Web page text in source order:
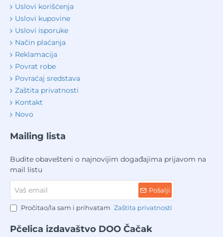
Uslovi korišćenja
Uslovi kupovine
Uslovi isporuke
Način plaćanja
Reklamacija
Povrat robe
Povraćaj sredstava
Zaštita privatnosti
Kontakt
Novo
Mailing lista
Budite obavešteni o najnovijim događajima prijavom na
mail listu
email
Pošalji
Pročitao/la sam i prihvatam Zaštita privatnosti
Pčelica izdavaštvo DOO Čačak